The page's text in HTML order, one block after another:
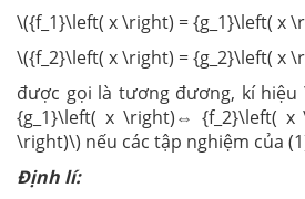
\({f_1}\left( x \right) = {g_1}\left( x
\({f_2}\left( x \right) = {g_2}\left( x
được gọi là tương đương, kí hiệu
{g_1}\left( x \right)⇔ {f_2}\left( x
\right)\) nếu các tập nghiệm của
Định lí: